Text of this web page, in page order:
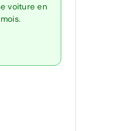
voiture en